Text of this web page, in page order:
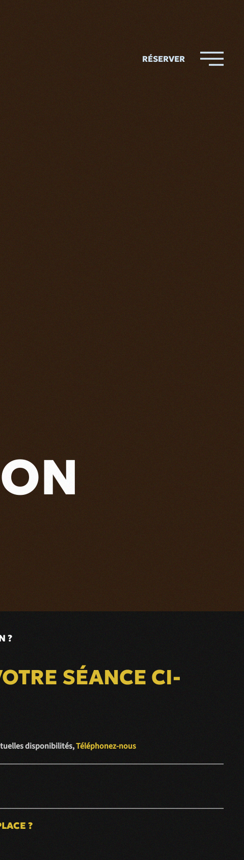
RÉSERVER
?
SÉANCE CI-
disponibilités,Téléphonez-nous
?